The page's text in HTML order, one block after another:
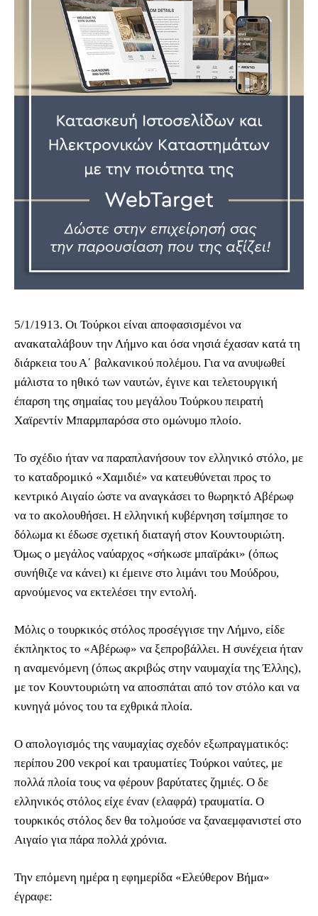
5/1/1913. Οι Τούρκοι είναι αποφασισμένοι να
ανακαταλάβουν την Λήμνο και όσα νησιά έχασαν κατά τη
διάρκεια του Α΄ βαλκανικού πολέμου. Για να ανυψωθεί
μάλιστα το ηθικό των ναυτών, έγινε και τελετουργική
έπαρση της σημαίας του μεγάλου Τούρκου πειρατή
Χαϊρεντίν Μπαρμπαρόσα στο ομώνυμο πλοίο.
Το σχέδιο ήταν να παραπλανήσουν τον ελληνικό στόλο, με
το καταδρομικό «Χαμιδιέ» να κατευθύνεται προς το
κεντρικό Αιγαίο ώστε να αναγκάσει το θωρηκτό Αβέρωφ
να το ακολουθήσει. Η ελληνική κυβέρνηση τσίμπησε το
δόλωμα κι έδωσε σχετική διαταγή στον Κουντουριώτη.
Όμως ο μεγάλος ναύαρχος «σήκωσε μπαϊράκι» (όπως
συνήθιζε να κάνει) κι έμεινε στο λιμάνι του Μούδρου,
αρνούμενος να εκτελέσει την εντολή.
Μόλις ο τουρκικός στόλος προσέγγισε την Λήμνο, είδε
έκπληκτος το «Αβέρωφ» να ξεπροβάλλει. Η συνέχεια ήταν
η αναμενόμενη (όπως ακριβώς στην ναυμαχία της Έλλης),
με τον Κουντουριώτη να αποσπάται από τον στόλο και να
κυνηγά μόνος του τα εχθρικά πλοία.
Ο απολογισμός της ναυμαχίας σχεδόν εξωπραγματικός:
περίπου 200 νεκροί και τραυματίες Τούρκοι ναύτες, με
πολλά πλοία τους να φέρουν βαρύτατες ζημιές. Ο δε
ελληνικός στόλος είχε έναν (ελαφρά) τραυματία. Ο
τουρκικός στόλος δεν θα τολμούσε να ξαναεμφανιστεί στο
Αιγαίο για πάρα πολλά χρόνια.
Την επόμενη ημέρα η εφημερίδα «Ελεύθερον Βήμα»
έγραφε: